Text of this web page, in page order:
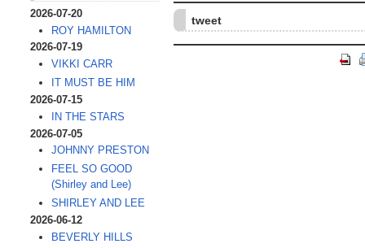
tweet
2026-07-20
ROY HAMILTON
2026-07-19
VIKKI CARR
IT MUST BE HIM
2026-07-15
IN THE STARS
2026-07-05
JOHNNY PRESTON
FEEL SO GOOD
(Shirley and Lee)
SHIRLEY AND LEE
2026-06-12
BEVERLY HILLS